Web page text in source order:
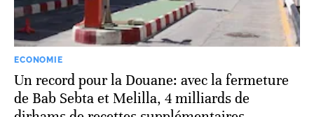
ECONOMIE
Un record pour la Douane: avec la fermeture
de Bab Sebta et Melilla, 4 milliards de